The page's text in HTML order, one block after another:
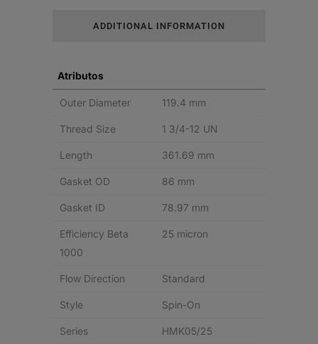
DURAMAXADDITIONAL INFORMATION
Atributos
Outer Diameter 119.4 mm
Thread Size 1 3/4-12 UN
Length 361.69 mm
Gasket OD 86 mm
Gasket ID 78.97 mm
Efficiency Beta
1000
25 micron
Flow Direction Standard
Style Spin-On
Series HMK05/25